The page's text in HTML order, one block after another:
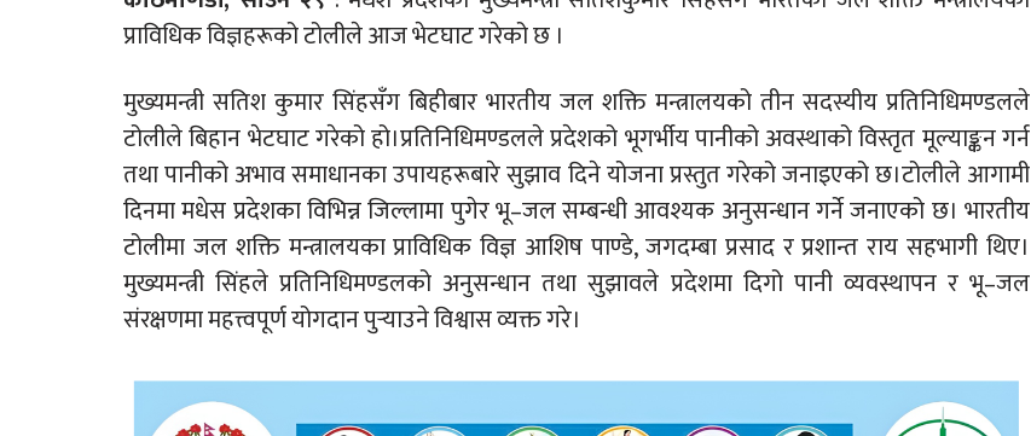
प्राविधिक विज्ञहरूको टोलीले आज भेटघाट गरेको छ ।
मुख्यमन्त्री सतिश कुमार सिंहसँग बिहीबार भारतीय जल शक्ति मन्त्रालयको तीन सदस्यीय प्रतिनिधिमण्डलले
टोलीले बिहान भेटघाट गरेको हो।प्रतिनिधिमण्डलले प्रदेशको भूगर्भीय पानीको अवस्थाको विस्तृत मूल्याङ्कन गर्न
तथा पानीको अभाव समाधानका उपायहरूबारे सुझाव दिने योजना प्रस्तुत गरेको जनाइएको छ।टोलीले आगामी
दिनमा मधेस प्रदेशका विभिन्न जिल्लामा पुगेर भू–जल सम्बन्धी आवश्यक अनुसन्धान गर्ने जनाएको छ। भारतीय
टोलीमा जल शक्ति मन्त्रालयका प्राविधिक विज्ञ आशिष पाण्डे, जगदम्बा प्रसाद र प्रशान्त राय सहभागी थिए।
मुख्यमन्त्री सिंहले प्रतिनिधिमण्डलको अनुसन्धान तथा सुझावले प्रदेशमा दिगो पानी व्यवस्थापन र भू–जल
संरक्षणमा महत्त्वपूर्ण योगदान पुर्‍याउने विश्वास व्यक्त गरे।